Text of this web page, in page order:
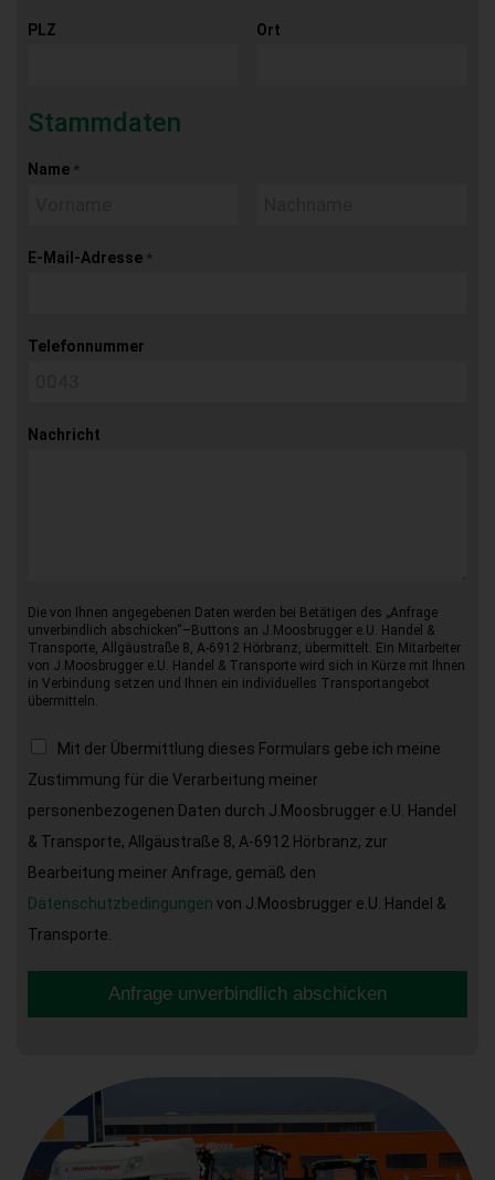
PLZ Ort
Stammdaten
Name *
E-Mail-Adresse *
Telefonnummer
Nachricht
Die von Ihnen angegebenen Daten werden bei Betätigen des „Anfrage
unverbindlich abschicken“–Buttons an J.Moosbrugger e.U. Handel &
Transporte, Allgäustraße 8, A-6912 Hörbranz, übermittelt. Ein Mitarbeiter
von J.Moosbrugger e.U. Handel & Transporte wird sich in Kürze mit Ihnen
in Verbindung setzen und Ihnen ein individuelles Transportangebot
übermitteln.
Mit der Übermittlung dieses Formulars gebe ich meine
Zustimmung für die Verarbeitung meiner
personenbezogenen Daten durch J.Moosbrugger e.U. Handel
& Transporte, Allgäustraße 8, A-6912 Hörbranz, zur
Bearbeitung meiner Anfrage, gemäß den
Datenschutzbedingungen von J.Moosbrugger e.U. Handel &
Transporte.
Anfrage unverbindlich abschicken